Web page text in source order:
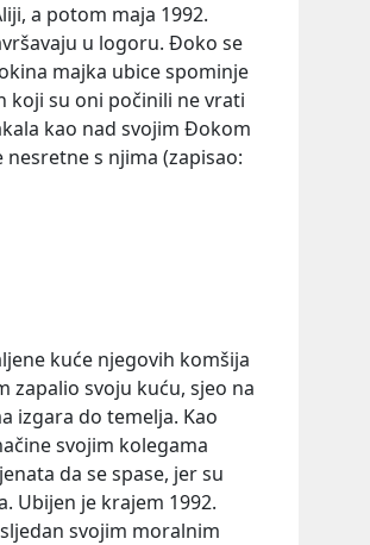
a potom maja 1992.
u logoru. Đoko se
majka ubice spominje
koji su oni počinili ne vrati
kao nad svojim Đokom
s njima (zapisao:
kuće njegovih komšija
zapalio svoju kuću, sjeo na
izgara do temelja. Kao
svojim kolegama
da se spase, jer su
Ubijen je krajem 1992.
svojim moralnim